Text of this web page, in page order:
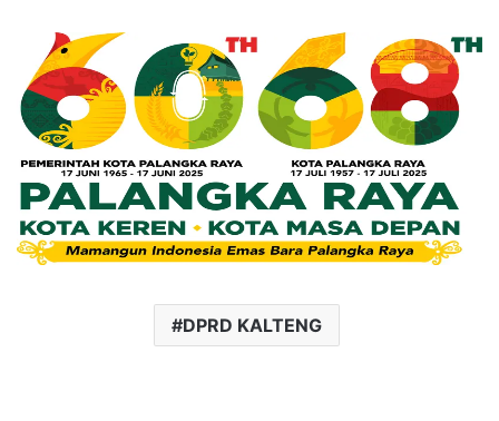
DPRD KALTENG